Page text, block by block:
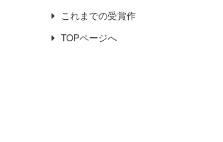
これまでの受賞作
TOPページへ